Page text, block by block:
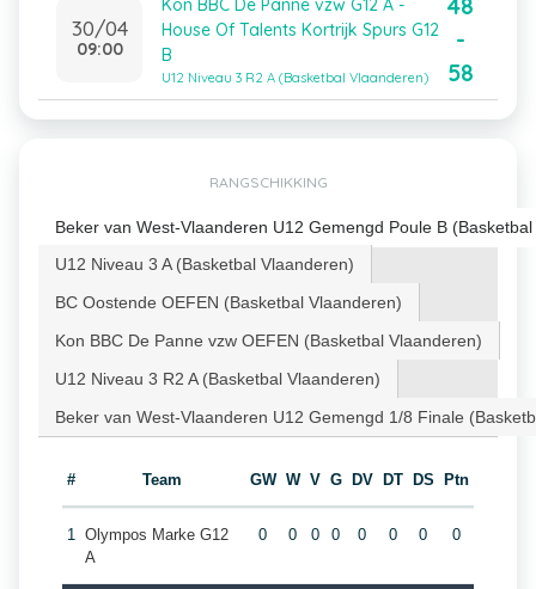
30/04
09:00
House Of Talents Kortrijk Spurs G12
B
U12 Niveau 3 R2 A (Basketbal Vlaanderen)
48
-
58
RANGSCHIKKING
Beker van West-Vlaanderen U12 Gemengd Poule B
U12 Niveau 3 A (Basketbal Vlaanderen)
BC Oostende OEFEN (Basketbal Vlaanderen)
Kon BBC De Panne vzw OEFEN (Basketbal Vlaanderen)
U12 Niveau 3 R2 A (Basketbal Vlaanderen)
Beker van West-Vlaanderen U12 Gemengd 1/8 Finale
# Team GW W V G DV DT DS Ptn
1 Olympos Marke G12
A
0 0 0 0 0 0 0 0